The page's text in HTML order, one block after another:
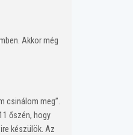
Akkor még
csinálom meg”.
őszén, hogy
készülök. Az